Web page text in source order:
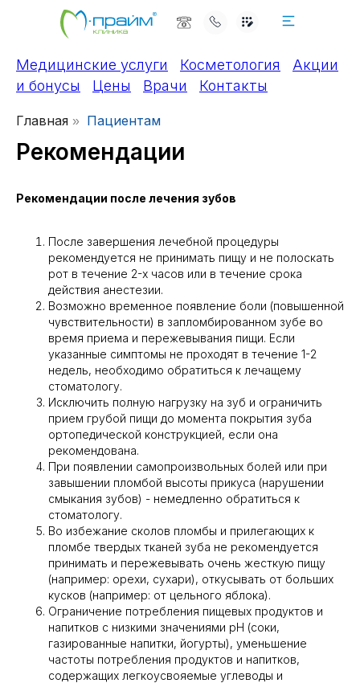
Медицинские услуги Косметология
Акции
и бонусы
Цены Врачи Контакты
Главная » Пациентам
Рекомендации
Рекомендации после лечения зубов
После завершения лечебной процедуры
рекомендуется не принимать пищу и не полоскать
рот в течение 2-х часов или в течение срока
действия анестезии.
Возможно временное появление боли (повышенной
чувствительности) в запломбированном зубе во
время приема и пережевывания пищи. Если
указанные симптомы не проходят в течение 1-2
недель, необходимо обратиться к лечащему
стоматологу.
Исключить полную нагрузку на зуб и ограничить
прием грубой пищи до момента покрытия зуба
ортопедической конструкцией, если она
рекомендована.
При появлении самопроизвольных болей или при
завышении пломбой высоты прикуса (нарушении
смыкания зубов) - немедленно обратиться к
стоматологу.
Во избежание сколов пломбы и прилегающих к
пломбе твердых тканей зуба не рекомендуется
принимать и пережевывать очень жесткую пищу
(например: орехи, сухари), откусывать от больших
кусков (например: от цельного яблока).
Ограничение потребления пищевых продуктов и
напитков с низкими значениями pH (соки,
газированные напитки, йогурты), уменьшение
частоты потребления продуктов и напитков,
содержащих легкоусвояемые углеводы и